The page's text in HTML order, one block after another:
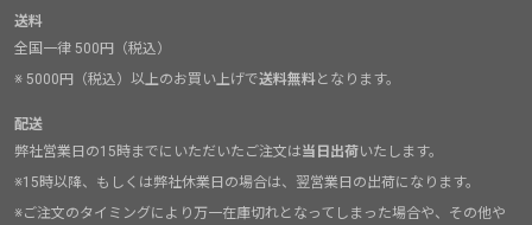
送料
全国一律 500円（税込）
※ 5000円（税込）以上のお買い上げで送料無料となります。
配送
弊社営業日の15時までにいただいたご注文は当日出荷いたします。
※15時以降、もしくは弊社休業日の場合は、翌営業日の出荷になります。
※ご注文のタイミングにより万一在庫切れとなってしまった場合や、その他や